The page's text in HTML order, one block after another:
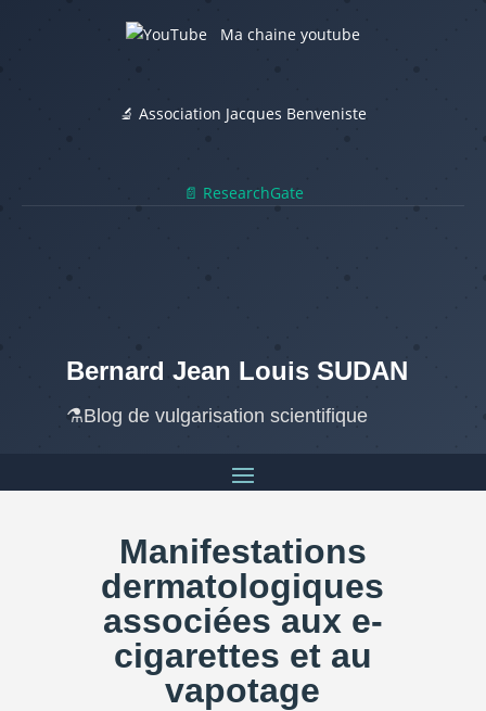
Ma chaine youtube
🔬 Association Jacques Benveniste
📄 ResearchGate
Bernard Jean Louis SUDAN
⚗️Blog de vulgarisation scientifique
Manifestations
dermatologiques
associées aux e-
cigarettes et au
vapotage